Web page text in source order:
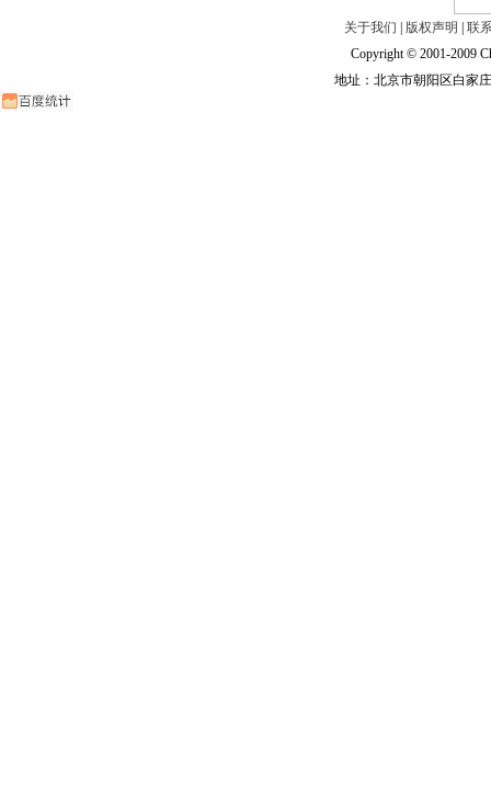
关于我们 版权声明
联
Copyright © 2001-2009
地址：北京市朝阳区白家